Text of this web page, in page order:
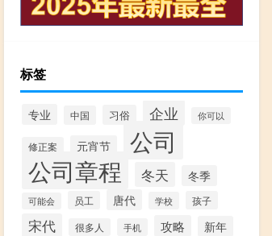
标签
专业 中国 习俗 企业 你可以
修正案 元宵节 公司
公司章程 冬天 冬季
可能会 员工 唐代 学校 孩子
宋代 很多人 手机 攻略 新年